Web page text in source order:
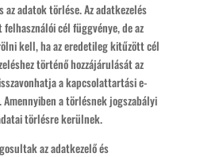
az adatok törlése. Az adatkezelés
cél függvénye, de az
kell, ha az eredetileg kitűzött cél
történő hozzájárulását az
a kapcsolattartási e-
a törlésnek jogszabályi
törlésre kerülnek.
az adatkezelő és